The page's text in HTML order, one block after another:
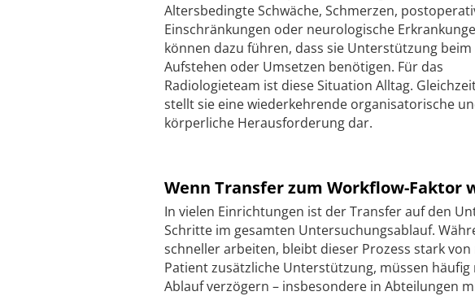
Altersbedingte Schwäche, Schmerzen,
Einschränkungen oder neurologische
können dazu führen, dass sie Unterstützung beim
Aufstehen oder Umsetzen benötigen. Für das
Radiologieteam ist diese Situation Alltag.
stellt sie eine wiederkehrende organisatorische
körperliche Herausforderung dar.
Wenn Transfer zum Workflow-Faktor
In vielen Einrichtungen ist der Transfer auf den
Schritte im gesamten Untersuchungsablauf.
schneller arbeiten, bleibt dieser Prozess stark
Patient zusätzliche Unterstützung, müssen
Ablauf verzögern – insbesondere in Abteilungen